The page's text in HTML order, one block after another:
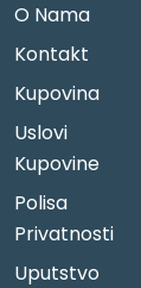
O Nama
Kontakt
Kupovina
Uslovi
Kupovine
Polisa
Privatnosti
Uputstvo